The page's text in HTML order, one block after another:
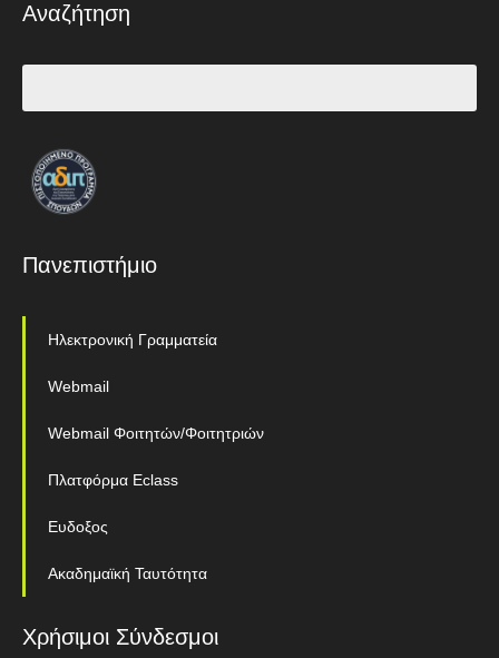
Αναζήτηση
Πανεπιστήμιο
Ηλεκτρονική Γραμματεία
Webmail
Webmail Φοιτητών/Φοιτητριών
Πλατφόρμα Eclass
Ευδοξος
Ακαδημαϊκή Ταυτότητα
Χρήσιμοι Σύνδεσμοι